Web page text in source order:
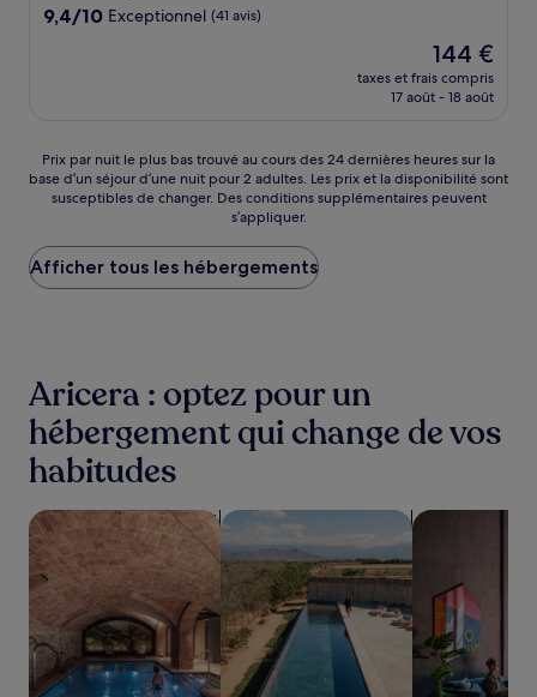
9.4
9,4/10 Exceptionnel (41 avis)
Le
nouveau
prix
144 €
144 €
taxes et frais compris
17 août - 18 août
Prix
par
nuit
plus
bas
trouvé
heures
sur
la
base
d’un
séjour
d’une
nuit
pour
2 adultes.
Les
prix
et
la
Prix par nuit le plus bas trouvé au cours des 24 dernières heures sur la
base d’un séjour d’une nuit pour 2 adultes. Les prix et la disponibilité sont
susceptibles de changer. Des conditions supplémentaires peuvent
s’appliquer.
Afficher tous les hébergements
Aricera : optez pour un
hébergement qui change de vos
habitudes
Rechercher des hébergements avec un spa sur place
Rechercher des hébergements avec
Rechercher